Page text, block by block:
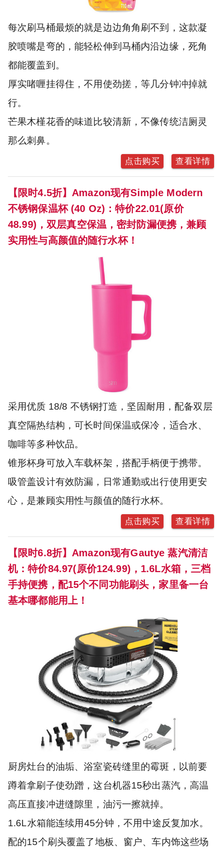
每次刷马桶最烦的就是边边角角刷不到，这款凝
胶喷嘴是弯的，能轻松伸到马桶内沿边缘，死角
都能覆盖到。
厚实啫喱挂得住，不用使劲搓，等几分钟冲掉就
行。
芒果木槿花香的味道比较清新，不像传统洁厕灵
那么刺鼻。
点击购买 查看详情
【限时4.5折】Amazon现有Simple Modern
不锈钢保温杯 (40 Oz)：特价22.01(原价
48.99)，双层真空保温，密封防漏便携，兼顾
实用性与高颜值的随行水杯！
采用优质 18/8 不锈钢打造，坚固耐用，配备双层
真空隔热结构，可长时间保温或保冷，适合水、
咖啡等多种饮品。
锥形杯身可放入车载杯架，搭配手柄便于携带。
吸管盖设计有效防漏，日常通勤或出行使用更安
心，是兼顾实用性与颜值的随行水杯。
点击购买 查看详情
【限时6.8折】Amazon现有Gautye 蒸汽清洁
机：特价84.97(原价124.99)，1.6L水箱，三档
手持便携，配15个不同功能刷头，家里备一台
基本哪都能用上！
厨房灶台的油垢、浴室瓷砖缝里的霉斑，以前要
蹲着拿刷子使劲蹭，这台机器15秒出蒸汽，高温
高压直接冲进缝隙里，油污一擦就掉。
1.6L水箱能连续用45分钟，不用中途反复加水。
配的15个刷头覆盖了地板、窗户、车内饰这些场